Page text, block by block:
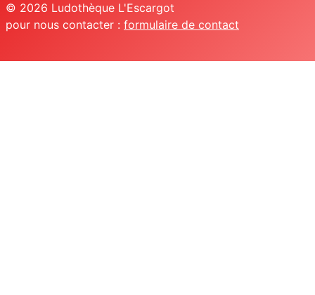
© 2026 Ludothèque L'Escargot
pour nous contacter : formulaire de contact